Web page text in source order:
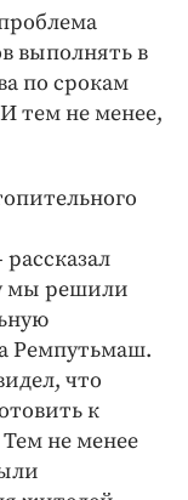
выполнять в
по срокам
И тем не менее,
мы решили
Ремпутьмаш.
что
к
не менее